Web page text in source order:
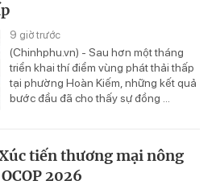
9 giờ trước
(Chinhphu.vn) - Sau hơn một tháng
triển khai thí điểm vùng phát thải thấp
tại phường Hoàn Kiếm, những kết quả
bước đầu đã cho thấy sự đồng ...
tiến thương mại nông
2026